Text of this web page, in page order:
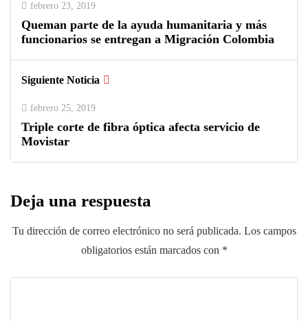
febrero 23, 2019
Queman parte de la ayuda humanitaria y más
funcionarios se entregan a Migración Colombia
Siguiente Noticia
febrero 25, 2019
Triple corte de fibra óptica afecta servicio de
Movistar
Deja una respuesta
Tu dirección de correo electrónico no será publicada. Los campos
obligatorios están marcados con *